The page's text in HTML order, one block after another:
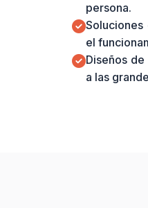
persona.
el
Diseños
a las